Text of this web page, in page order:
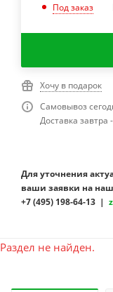
Под заказ
Хочу в подарок
Самовывоз
Доставка завтра
Для уточнения
ваши заявки на
+7 (495) 198-64-13 |
Раздел не найден.